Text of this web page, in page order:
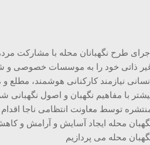
طرح نگهبانان محله با مشارکت
ذاتی خود را به موسسات خصوصی و
نیازمند کارکنانی هوشمند،
با مفاهیم نگهبان و اصول نگهبانی
توسط معاونت انتظامی ناجا
محله ایجاد آسایش و آرامش و
محله می پردازیم